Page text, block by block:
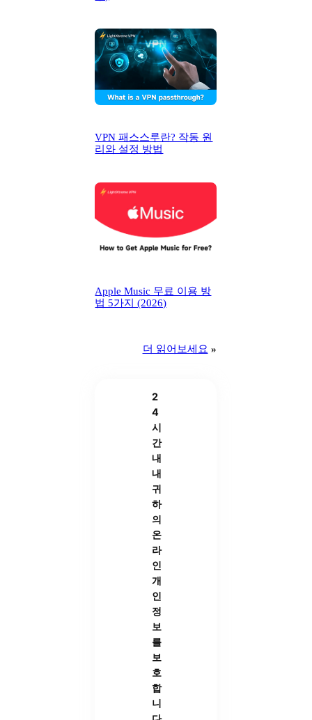
VPN 패스스루란? 작동 원
리와 설정 방법
Apple Music 무료 이용 방
법 5가지 (2026)
더 읽어보세요 »
2
4
시
간
내
내
귀
하
의
온
라
인
개
인
정
보
를
보
호
합
니